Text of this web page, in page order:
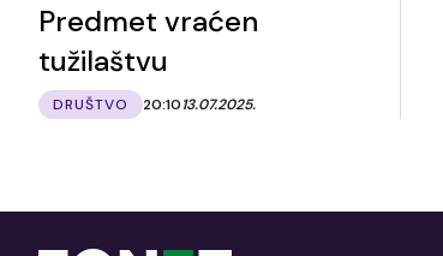
Predmet vraćen
tužilaštvu
DRUŠTVO 20:1013.07.2025.